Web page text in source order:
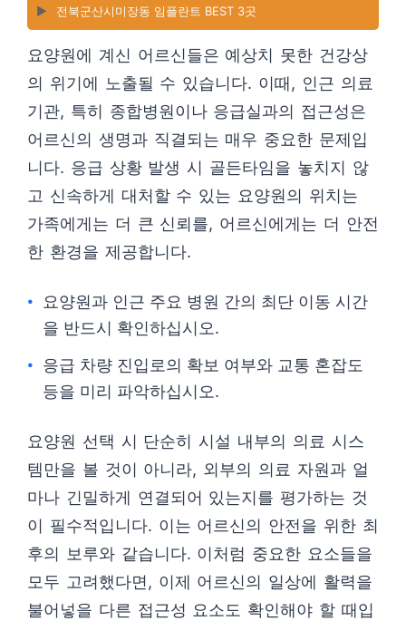
▶️ 전북군산시미장동 임플란트 BEST 3곳
요양원에 계신 어르신들은 예상치 못한 건강상
의 위기에 노출될 수 있습니다. 이때, 인근 의료
기관, 특히 종합병원이나 응급실과의 접근성은
어르신의 생명과 직결되는 매우 중요한 문제입
니다. 응급 상황 발생 시 골든타임을 놓치지 않
고 신속하게 대처할 수 있는 요양원의 위치는
가족에게는 더 큰 신뢰를, 어르신에게는 더 안전
한 환경을 제공합니다.
요양원과 인근 주요 병원 간의 최단 이동 시간
을 반드시 확인하십시오.
응급 차량 진입로의 확보 여부와 교통 혼잡도
등을 미리 파악하십시오.
요양원 선택 시 단순히 시설 내부의 의료 시스
템만을 볼 것이 아니라, 외부의 의료 자원과 얼
마나 긴밀하게 연결되어 있는지를 평가하는 것
이 필수적입니다. 이는 어르신의 안전을 위한 최
후의 보루와 같습니다. 이처럼 중요한 요소들을
모두 고려했다면, 이제 어르신의 일상에 활력을
불어넣을 다른 접근성 요소도 확인해야 할 때입